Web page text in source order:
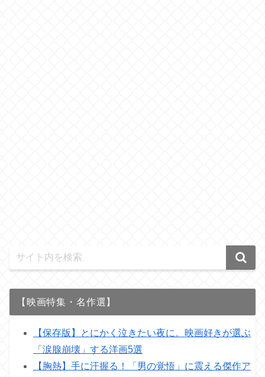
【映画特集・名作選】
【保存版】とにかく泣きたい夜に。映画好きが選ぶ
「涙腺崩壊」する洋画5選
【胸熱】手に汗握る！「男の覚悟」に震える傑作ア